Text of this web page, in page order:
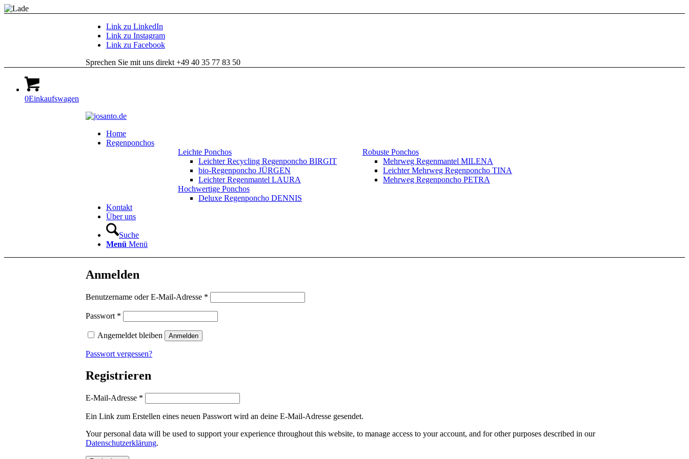
Link zu LinkedIn
Link zu Instagram
Link zu Facebook
Sprechen Sie mit uns direkt +49 40 35 77 83 50
0Einkaufswagen
Home
Regenponchos
Leichte Ponchos
Leichter Recycling Regenponcho BIRGIT
bio-Regenponcho JÜRGEN
Leichter Regenmantel LAURA
Robuste Ponchos
Mehrweg Regenmantel MILENA
Leichter Mehrweg Regenponcho TINA
Mehrweg Regenponcho PETRA
Hochwertige Ponchos
Deluxe Regenponcho DENNIS
Kontakt
Über uns
Suche
Menü Menü
Anmelden
Benutzername oder E-Mail-Adresse *
Passwort *
Angemeldet bleiben Anmelden
Passwort vergessen?
Registrieren
E-Mail-Adresse *
Ein Link zum Erstellen eines neuen Passwort wird an deine E-Mail-Adresse gesendet.
Your personal data will be used to support your experience throughout this website, to manage access to your account, and for other purposes described in our
Datenschutzerklärung.